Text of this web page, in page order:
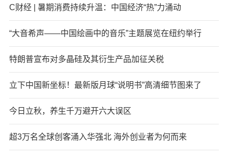
C财经 | 暑期消费持续升温：中国经济“热”力涌动
“大音希声——中国绘画中的音乐”主题展览在纽约举行
特朗普宣布对多晶硅及其衍生产品加征关税
立下中国新坐标！最新版月球“说明书”高清细节图来了
今日立秋，养生千万避开六大误区
超3万名全球创客涌入华强北 海外创业者为何而来